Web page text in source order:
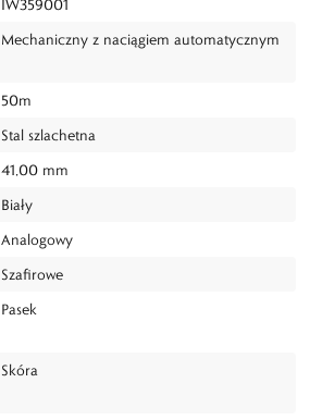
IW359001
Mechaniczny z naciągiem automatycznym
50m
Stal szlachetna
41,00 mm
Biały
Analogowy
Szafirowe
Pasek
Skóra